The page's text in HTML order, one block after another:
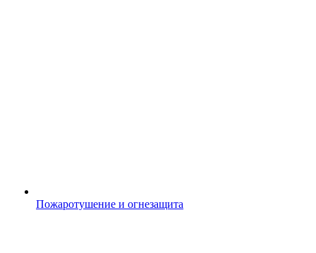
Пожаротушение и огнезащита